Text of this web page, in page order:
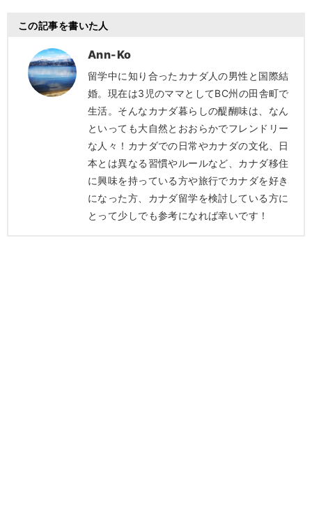
この記事を書いた人
Ann-Ko
留学中に知り合ったカナダ人の男性と国際結
婚。現在は3児のママとしてBC州の田舎町で
生活。そんなカナダ暮らしの醍醐味は、なん
といっても大自然とおおらかでフレンドリー
な人々！カナダでの日常やカナダの文化、日
本とは異なる習慣やルールなど、カナダ移住
に興味を持っている方や旅行でカナダを好き
になった方、カナダ留学を検討している方に
とって少しでも参考になれば幸いです！